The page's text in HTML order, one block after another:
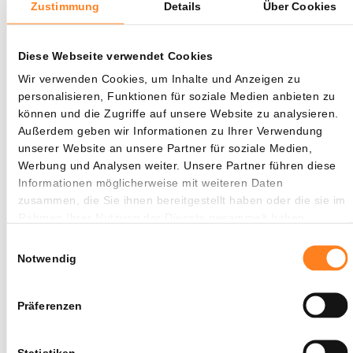
Zustimmung Details Über Cookies
Diese Webseite verwendet Cookies
Wir verwenden Cookies, um Inhalte und Anzeigen zu
personalisieren, Funktionen für soziale Medien anbieten zu
können und die Zugriffe auf unsere Website zu analysieren.
Außerdem geben wir Informationen zu Ihrer Verwendung
unserer Website an unsere Partner für soziale Medien,
Werbung und Analysen weiter. Unsere Partner führen diese
Informationen möglicherweise mit weiteren Daten
zusammen, die Sie ihnen bereitgestellt haben oder die sie im
Notwendig
Präferenzen
Auch Sam Altman und Greg Brockman äußerten scharfe
Kritik an Musks Führungsstil. Sie beschrieben ihn als
Entscheidungen nicht zu seinen Gunsten ausfielen.
Brockman kritisierte während seiner Aussage zudem
Musks Verständnis von künstlicher Intelligenz. „Er versteht
Raketen und Elektroautos“, sagte der OpenAI-Präsident.
„Aber wie KI wirklich funktioniert, das hat er meiner
Meinung nach noch nicht begriffen.“
Musks Konflikt mit OpenAI ist noch nicht vorbei
beendet. Sein Unternehmen xAI führt ebenfalls separate
Diebstahl von Geschäftsgeheimnissen und